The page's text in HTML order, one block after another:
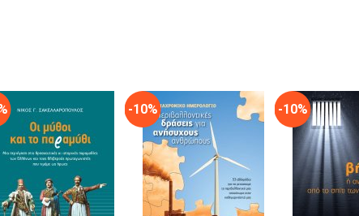
-10% -10%